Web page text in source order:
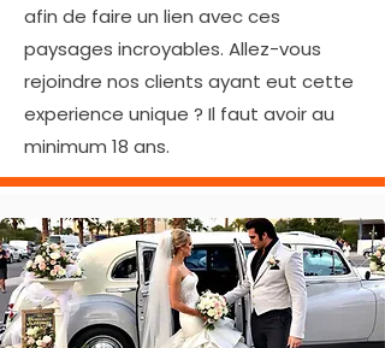
afin de faire un lien avec ces
paysages incroyables. Allez-vous
rejoindre nos clients ayant eut cette
experience unique ? Il faut avoir au
minimum 18 ans.